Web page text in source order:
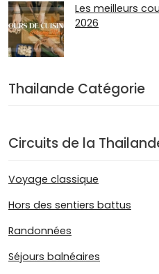
Les meilleurs
2026
Thailande Catégorie
Circuits de la
Voyage classique
Hors des sentiers battus
Randonnées
Séjours balnéaires